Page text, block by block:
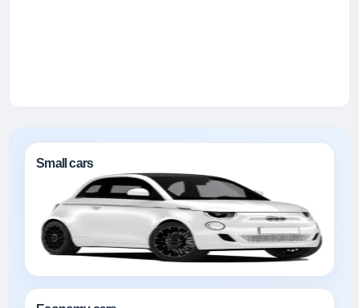
Small cars